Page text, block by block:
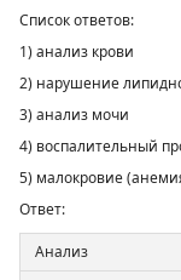
Список ответов:
1) анализ крови
2) нарушение
3) анализ мочи
4) воспалительный
5) малокровие
Ответ:
Анализ